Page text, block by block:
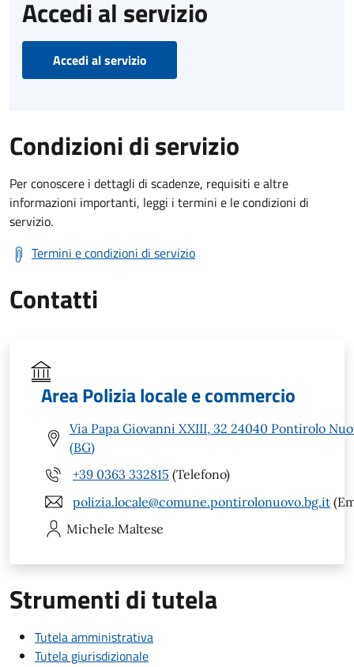
Accedi al servizio
Accedi al servizio
Condizioni di servizio
Per conoscere i dettagli di scadenze, requisiti e altre
informazioni importanti, leggi i termini e le condizioni di
servizio.
Termini e condizioni di servizio
Contatti
Area Polizia locale e commercio
Via Papa Giovanni XXIII, 32 24040 Pontirolo
(BG)
+39 0363 332815 (Telefono)
polizia.locale@comune.pontirolonuovo.bg.it
Michele Maltese
Strumenti di tutela
Tutela amministrativa
Tutela giurisdizionale